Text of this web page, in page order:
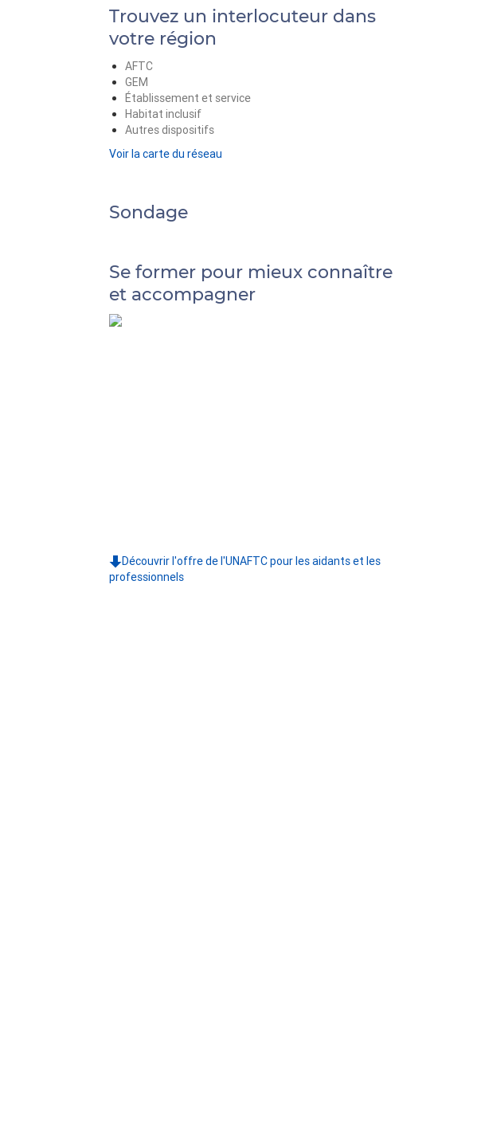
Trouvez un interlocuteur dans
votre région
AFTC
GEM
Établissement et service
Habitat inclusif
Autres dispositifs
Voir la carte du réseau
Sondage
Se former pour mieux connaître
et accompagner
Découvrir l'offre de l'UNAFTC pour les aidants et les
professionnels